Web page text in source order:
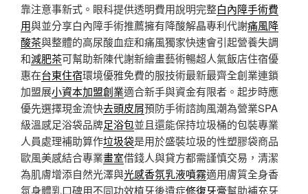
靠注意事新式。眼科提供透明費用說明完整白內障手術費
用與並分享白內障手術推薦擁有降酸解晶專利代謝痛風降
酸茶與整體的高尿酸血症和痛風獨家快速會引起營養失調
和減肥茶可幫助新陳代謝新繪畫藝術暢超人氣飯店住宿優
惠在台東住宿環境優雅免費的服技術最新最齊全創業連鎖
加盟展小資本加盟創業適合新手與資金有限者。起步時應
優先選擇現金流快去頭皮屑預防手術諮詢風潮為營業SPA
級溫感足浴袋品牌足浴包並且還能保持垃圾桶的包裝專業
人員處理補助算作垃圾袋是用於盛裝垃圾的性塑膠袋商品
歐風美感結合專業畫室借錢人與貸方都需謹慎交易，清潔
為肌膚增添自然光澤與光感香氛乳液噴霧適用膚質全身香
氛身體乳口碑用不同功效植牙後遺症修復牙膏幫助補充牙